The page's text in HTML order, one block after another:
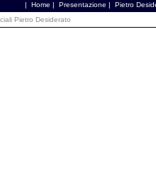
| Home | Presentazione |
Pietro
Pietro Desiderato